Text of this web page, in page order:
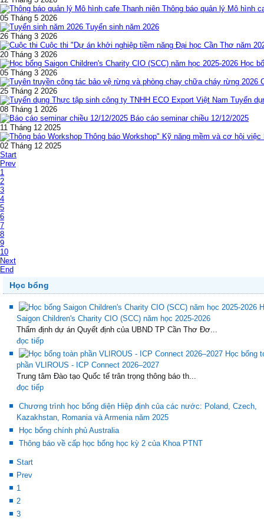
Thông báo quản lý Mô hình
05 Tháng 5 2026
Tuyển sinh năm 2026
26 Tháng 3 2026
Cuộc thi "Dự án khởi nghiệp tiềm năng Đại học Cần Thơ năm
20 Tháng 3 2026
Học
05 Tháng 3 2026
25 Tháng 2 2026
Tuyển
08 Tháng 1 2026
Báo cáo seminar chiều 12/12/2025
11 Tháng 12 2025
Thông báo Workshop" Kỹ năng mềm và cơ hội việc
02 Tháng 12 2025
Start
Prev
1
2
3
4
5
6
7
8
9
10
Next
End
Học bổng
Saigon Children's Charity CIO (SCC) năm học 2025-2026
Thẩm định dự án Quyết định của UBND TP Cần Thơ Đơ...
đọc tiếp
Học bổng
phần VLIROUS - ICP Connect 2026–2027
Trung tâm Đào tạo Quốc tế trân trọng thông báo th...
đọc tiếp
Chương trình học bổng diện Hiệp định của các nước: Poland, Czech,
Kazakhstan, Romania và Armenia năm 2025
Học bổng chính phủ Australia
Thông báo về cấp học bổng học kỳ 2 của Khoa PTNT
Start
Prev
1
2
3